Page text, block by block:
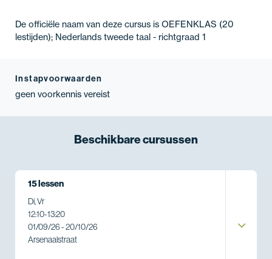
De officiële naam van deze cursus is OEFENKLAS (20
lestijden); Nederlands tweede taal - richtgraad 1
Instapvoorwaarden
geen voorkennis vereist
Beschikbarecursussen
15 lessen
Di, Vr
12:10-13:20
01/09/26 - 20/10/26
Arsenaalstraat